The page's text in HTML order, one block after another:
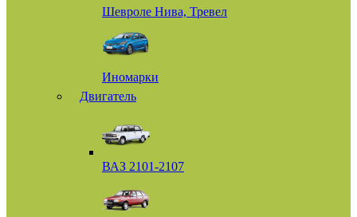
Шевроле Нива, Тревел
Иномарки
Двигатель
ВАЗ 2101-2107